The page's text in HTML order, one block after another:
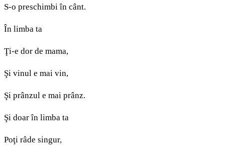
S-o preschimbi în cânt.
În limba ta
Ţi-e dor de mama,
Şi vinul e mai vin,
Şi prânzul e mai prânz.
Şi doar în limba ta
Poţi râde singur,